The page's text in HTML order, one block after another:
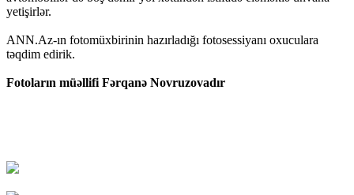
yetişirlər.
ANN.Az-ın fotomüxbirinin hazırladığı fotosessiyanı oxuculara
təqdim edirik.
Fotoların müəllifi Fərqanə Novruzovadır